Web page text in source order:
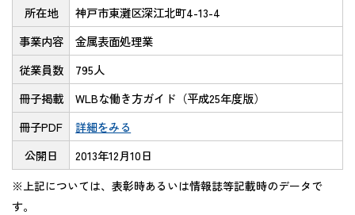
所在地
神戸市東灘区深江北町4-13-4
事業内容
金属表面処理業
従業員数
795人
冊子掲載
WLBな働き方ガイド（平成25年度版）
冊子PDF
詳細をみる
公開日
2013年12月10日
※上記については、表彰時あるいは情報誌等記載時のデータで
す。